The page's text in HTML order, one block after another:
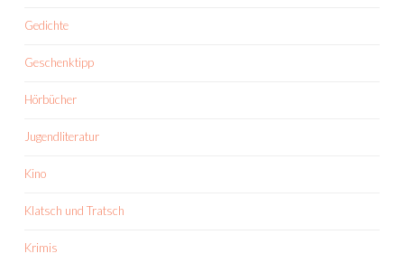
Gedichte
Geschenktipp
Hörbücher
Jugendliteratur
Kino
Klatsch und Tratsch
Krimis